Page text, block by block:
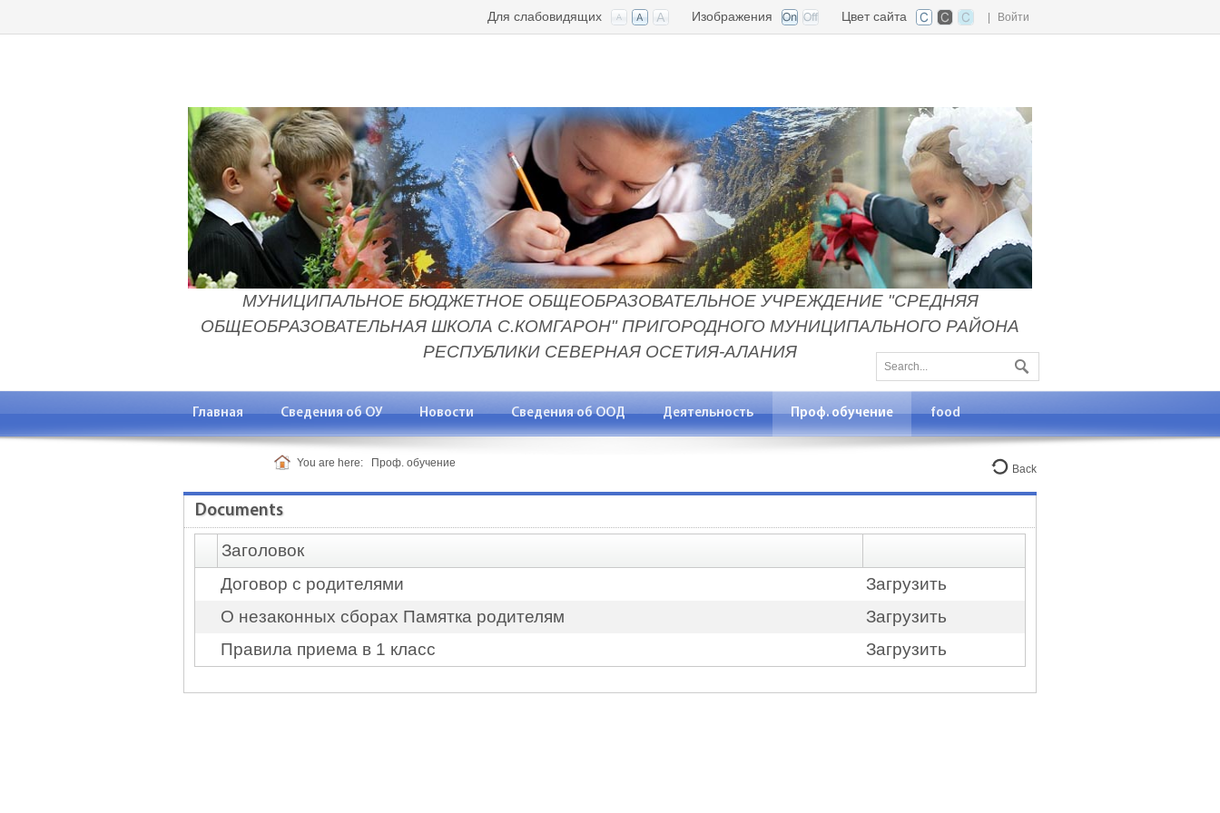
Войти
Цвет сайта
Изображения
Для слабовидящих
МУНИЦИПАЛЬНОЕ БЮДЖЕТНОЕ ОБЩЕОБРАЗОВАТЕЛЬНОЕ УЧРЕЖДЕНИЕ "СРЕДНЯЯ
ОБЩЕОБРАЗОВАТЕЛЬНАЯ ШКОЛА С.КОМГАРОН" ПРИГОРОДНОГО МУНИЦИПАЛЬНОГО РАЙОНА
РЕСПУБЛИКИ СЕВЕРНАЯ ОСЕТИЯ-АЛАНИЯ
Главная Сведения об ОУ Новости Сведения об ООД Деятельность Проф. обучение food
You are here: Проф. обучение Back
Documents
Заголовок
Договор с родителями
Загрузить
О незаконных сборах Памятка родителям
Загрузить
Правила приема в 1 класс
Загрузить